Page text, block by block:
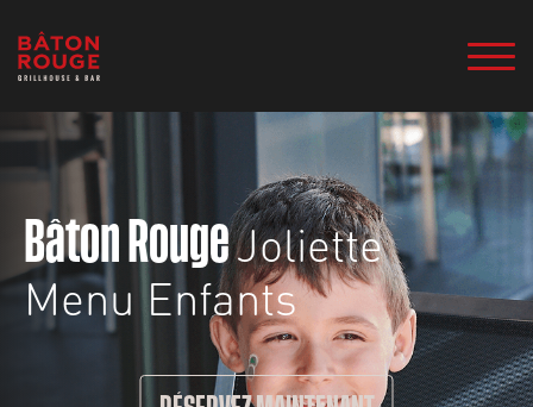
Bâton RougeJoliette
Menu Enfants